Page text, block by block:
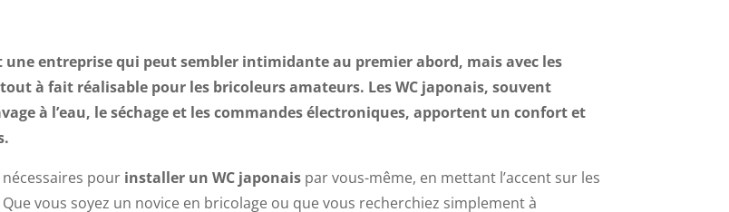
entreprise qui peut sembler intimidante au premier abord, mais avec les
à fait réalisable pour les bricoleurs amateurs. Les WC japonais, souvent
à l’eau, le séchage et les commandes électroniques, apportent un confort et
pour installer un WC japonais par vous-même, en mettant l’accent sur les
vous soyez un novice en bricolage ou que vous recherchiez simplement à